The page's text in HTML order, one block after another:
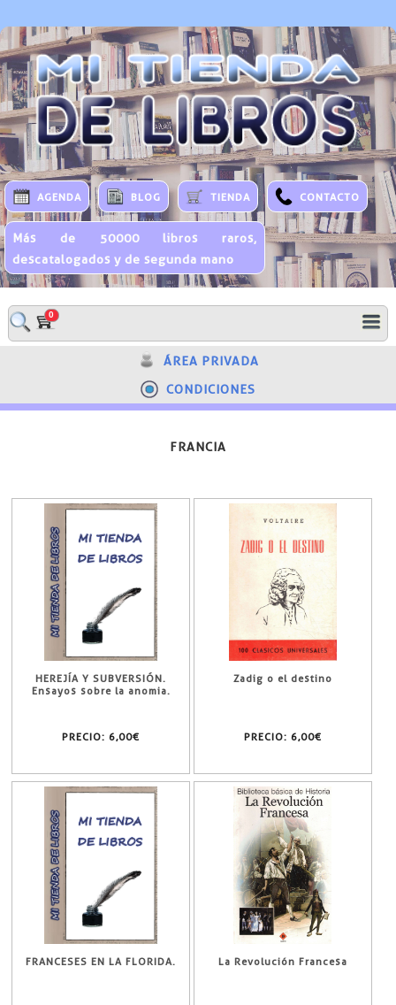
AGENDA BLOG TIENDA CONTACTO
Más de 50000 libros raros,
descatalogados y de segunda mano
0
ÁREA PRIVADA
CONDICIONES
FRANCIA
HEREJÍA Y SUBVERSIÓN.
Ensayos sobre la anomia.
PRECIO: 6,00€
Zadig o el destino
PRECIO: 6,00€
FRANCESES EN LA FLORIDA. La Revolución Francesa